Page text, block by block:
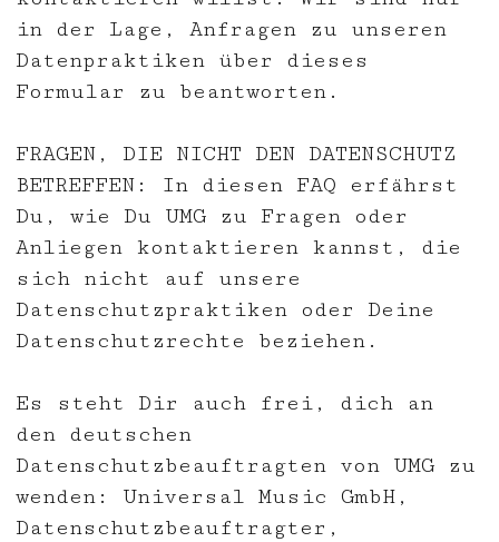
in der Lage, Anfragen zu unseren
Datenpraktiken über dieses
Formular zu beantworten.
FRAGEN, DIE NICHT DEN DATENSCHUTZ
BETREFFEN: In diesen FAQ erfährst
Du, wie Du UMG zu Fragen oder
Anliegen kontaktieren kannst, die
sich nicht auf unsere
Datenschutzpraktiken oder Deine
Datenschutzrechte beziehen.
Es steht Dir auch frei, dich an
den deutschen
Datenschutzbeauftragten von UMG zu
wenden: Universal Music GmbH,
Datenschutzbeauftragter,